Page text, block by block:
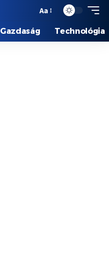
Aa
Gazdaság Technológia